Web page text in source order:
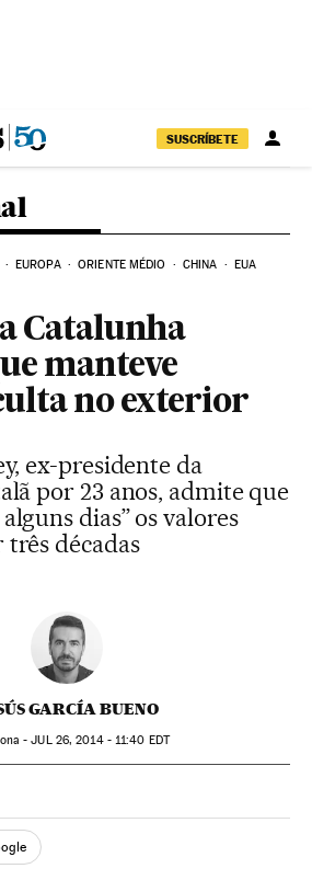
SUSCRÍBETE
EUROPA ORIENTE MÉDIO CHINA EUA
Catalunha
manteve
no exterior
ex-presidente da
por 23 anos, admite que
dias” os valores
décadas
GARCÍA BUENO
-JUL26, 2014 - 11:40 EDT
Twitter
Redes Sociales